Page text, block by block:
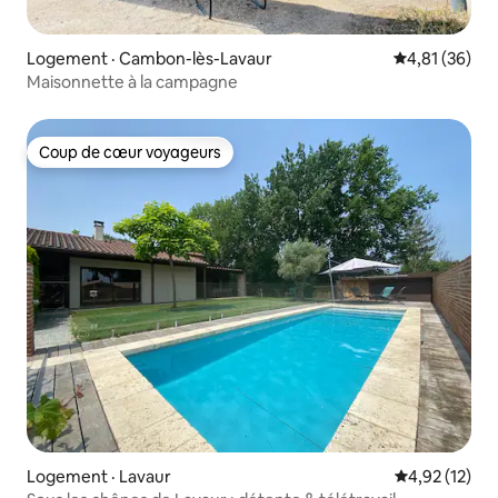
Logement · Cambon-lès-Lavaur Note
4,81 (36)
Maisonnette à la campagne
Coup de cœur voyageurs
Coup de cœur voyageurs
Logement · Lavaur Note
4,92 (12)